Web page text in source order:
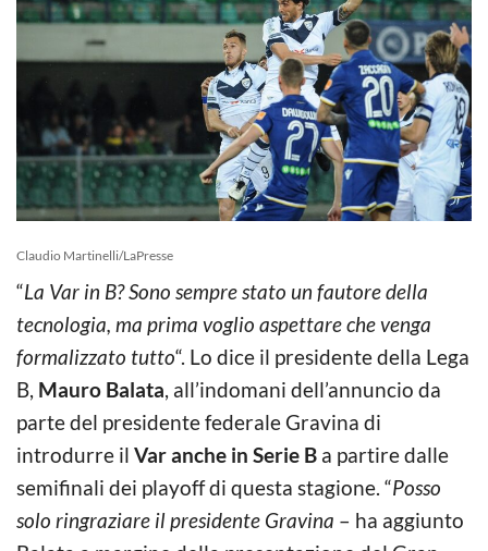
Claudio Martinelli/LaPresse
“La Var in B? Sono sempre stato un fautore della
tecnologia, ma prima voglio aspettare che venga
formalizzato tutto“. Lo dice il presidente della Lega
B, Mauro Balata, all’indomani dell’annuncio da
parte del presidente federale Gravina di
introdurre il Var anche in Serie B a partire dalle
semifinali dei playoff di questa stagione. “Posso
solo ringraziare il presidente Gravina – ha aggiunto